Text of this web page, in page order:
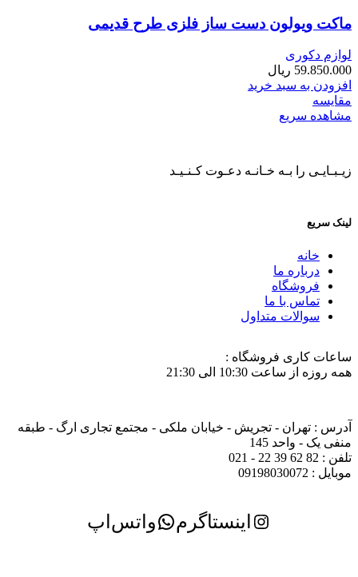
ماکت ویولون دست ساز فلزی طرح قدیمی
لوازم دکوری
59.850.000 ریال
افزودن به سبد خرید
مقایسه
مشاهده سریع
زیـبـایـی را بـه خـانـه دعـوت کـنـیـد
لینک سریع
خانه
درباره ما
فروشگاه
تماس با ما
سوالات متداول
ساعات کاری فروشگاه :
همه روزه از ساعت 10:30 الی 21:30
آدرس : تهران - تجریش - خیابان ملکی - مجتمع تجاری ارگ - طبقه
منفی یک - واحد 145
تلفن : 82 62 39 22 - 021
موبایل : 09198030072
اینستاگرم واتس‌اپ